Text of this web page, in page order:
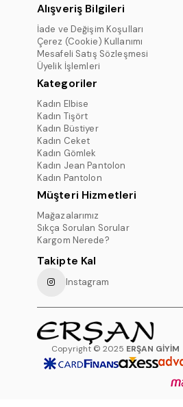
Alışveriş Bilgileri
İade ve Değişim Koşulları
Çerez (Cookie) Kullanımı
Mesafeli Satış Sözleşmesi
Üyelik İşlemleri
Kategoriler
Kadın Elbise
Kadın Tişört
Kadın Büstiyer
Kadın Ceket
Kadın Gömlek
Kadın Jean Pantolon
Kadın Pantolon
Müşteri Hizmetleri
Mağazalarımız
Sıkça Sorulan Sorular
Kargom Nerede?
Takipte Kal
Instagram
Copyright © 2025 ERŞAN GİYİM